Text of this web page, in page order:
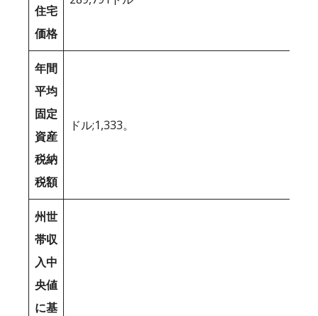
住宅
価格
年間
平均
固定
資産
税納
税額
ドル;1,333。
州世
帯収
入中
央値
に基